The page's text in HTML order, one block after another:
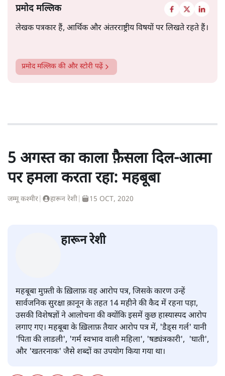
प्रमोद मल्लिक
लेखक पत्रकार हैं, आर्थिक और अंतरराष्ट्रीय विषयों पर लिखते रहते हैं।
प्रमोद मल्लिक की और स्टोरी पढ़ें
5 अगस्त का काला फ़ैसला दिल-आत्मा
पर हमला करता रहा: महबूबा
जम्मू कश्मीर हारून रेशी 15 OCT, 2020
हारून रेशी
महबूबा मुफ़्ती के ख़िलाफ़ वह आरोप पत्र, जिसके कारण उन्हें
सार्वजनिक सुरक्षा क़ानून के तहत 14 महीने की कैद में रहना पड़ा,
उसकी विशेषज्ञों ने आलोचना की क्योंकि इसमें कुछ हास्यास्पद आरोप
लगाए गए। महबूबा के ख़िलाफ़ तैयार आरोप पत्र में, 'डैड्स गर्ल' यानी
'पिता की लाडली', 'गर्म स्वभाव वाली महिला', 'षड्यंत्रकारी', 'घाती',
और 'खतरनाक' जैसे शब्दों का उपयोग किया गया था।